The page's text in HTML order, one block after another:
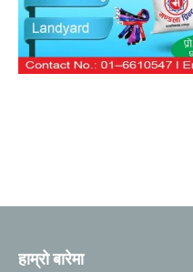
हाम्रो बारेमा